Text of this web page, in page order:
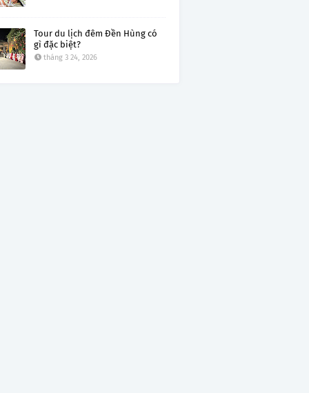
Tour du lịch đêm Đền Hùng có
gì đặc biệt?
tháng 3 24, 2026